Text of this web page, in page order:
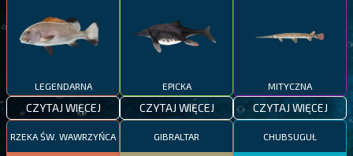
LEGENDARNA
CZYTAJ WIĘCEJ
EPICKA
CZYTAJ WIĘCEJ
MITYCZNA
CZYTAJ WIĘCEJ
RZEKA ŚW. WAWRZYŃCA GIBRALTAR CHUBSUGUŁ